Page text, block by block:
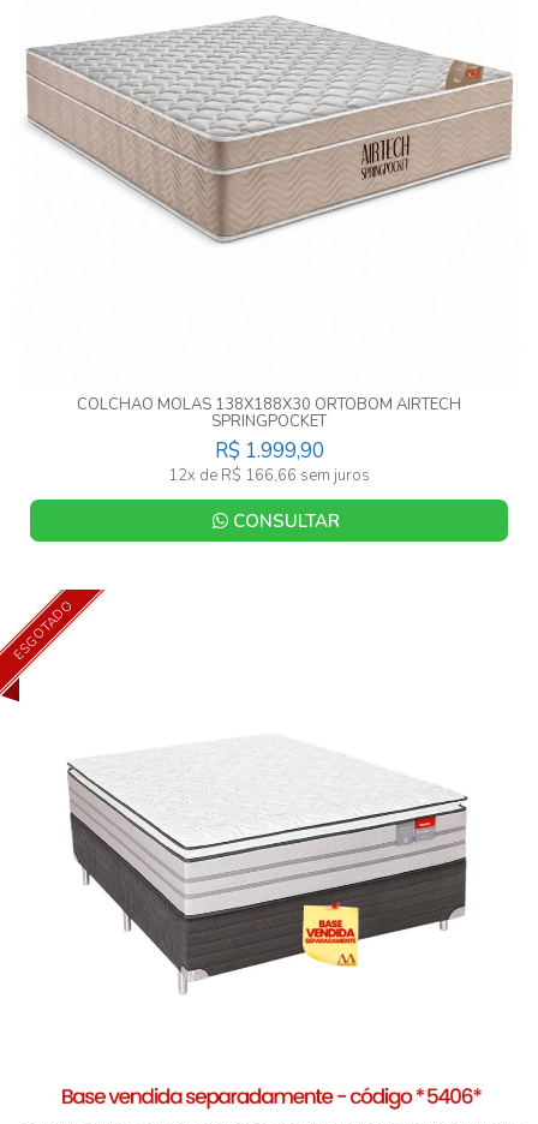
COLCHAO MOLAS 138X188X30 ORTOBOM AIRTECH
SPRINGPOCKET
R$ 1.999,90
12x de R$ 166,66 sem juros
CONSULTAR
ESGOTADO